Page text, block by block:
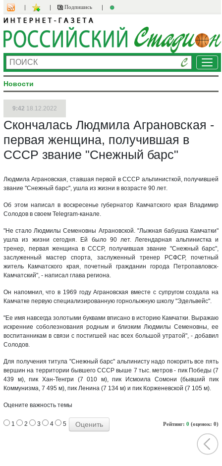
Подпишись
Новости
9:42 18.12.2022
Скончалась Людмила Аграновская -
первая женщина, получившая в
СССР звание "Снежный барс"
Людмила Аграновская, ставшая первой в СССР альпинисткой, получившей
звание "Снежный барс", ушла из жизни в возрасте 90 лет.
Об этом написал в воскресенье губернатор Камчатского края Владимир
Солодов в своем Telegram-канале.
"Не стало Людмилы Семеновны Аграновской. "Лыжная бабушка Камчатки"
ушла из жизни сегодня. Ей было 90 лет. Легендарная альпинистка и
тренер, первая женщина в СССР, получившая звание "Снежный барс",
заслуженный мастер спорта, заслуженный тренер РСФСР, почетный
житель Камчатского края, почетный гражданин города Петропавловск-
Камчатский", - написал глава региона.
Он напомнил, что в 1969 году Аграновская вместе с супругом создала на
Камчатке первую специализированную горнолыжную школу "Эдельвейс".
"Ее имя навсегда золотыми буквами вписано в историю Камчатки. Выражаю
искренние соболезнования родным и близким Людмилы Семеновны, ее
воспитанникам в связи с постигшей нас всех большой утратой", - добавил
Солодов.
Для получения титула "Снежный барс" альпинисту надо покорить все пять
вершин на территории бывшего СССР выше 7 тыс. метров - пик Победы (7
439 м), пик Хан-Тенгри (7 010 м), пик Исмоила Сомони (бывший пик
Коммунизма, 7 495 м), пик Ленина (7 134 м) и пик Корженевской (7 105 м).
Оцените важность темы
Рейтинг: 0 (оценок: 0)
1 2 3 4 5